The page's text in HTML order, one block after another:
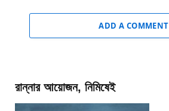
ADD A COMMENT
রান্নার আয়োজন, নিমিষেই